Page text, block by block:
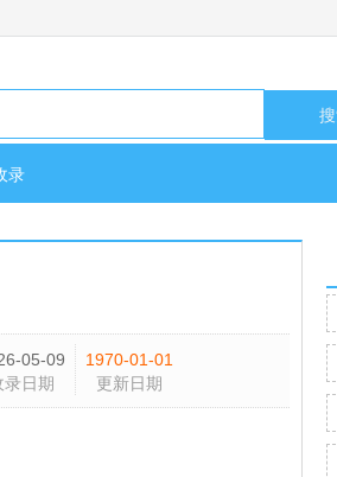
录
05-09
录日期
1970-01-01
更新日期